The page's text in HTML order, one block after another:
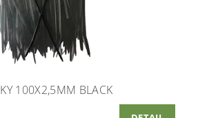
100X2,5MM BLACK